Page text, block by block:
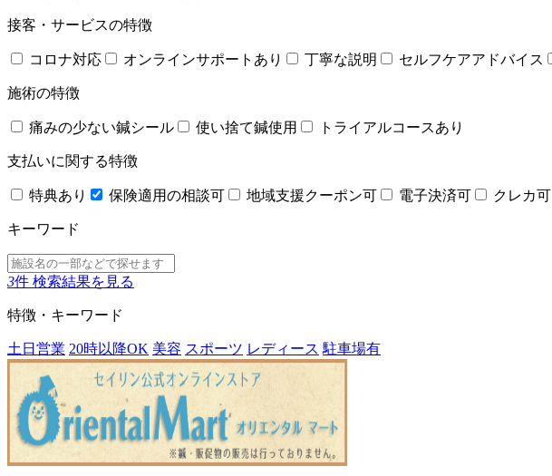
接客・サービスの特徴
コロナ対応 オンラインサポートあり 丁寧な説明 セルフケアアドバイス
施術の特徴
痛みの少ない鍼シール 使い捨て鍼使用 トライアルコースあり
支払いに関する特徴
特典あり 保険適用の相談可 地域支援クーポン可 電子決済可 クレカ可
キーワード
3件 検索結果を見る
特徴・キーワード
土日営業 20時以降OK 美容 スポーツ レディース 駐車場有